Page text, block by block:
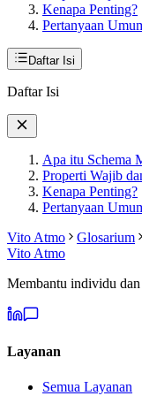
Kenapa Penting?
Pertanyaan
Daftar Isi
Daftar Isi
Apa itu Schema
Properti Wajib
Kenapa Penting?
Pertanyaan
Vito Atmo
Glosarium
Vito Atmo
Membantu individu
Layanan
Semua Layanan